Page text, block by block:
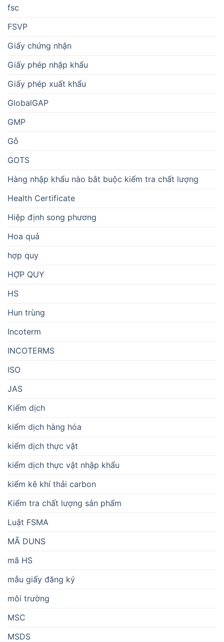
fsc
FSVP
Giấy chứng nhận
Giấy phép nhập khẩu
Giấy phép xuất khẩu
GlobalGAP
GMP
Gỗ
GOTS
Hàng nhập khẩu nào bắt buộc kiểm tra chất lượng
Health Certificate
Hiệp định song phương
Hoa quả
hợp quy
HỢP QUY
HS
Hun trùng
Incoterm
INCOTERMS
ISO
JAS
Kiểm dịch
kiểm dịch hàng hóa
kiểm dịch thực vật
kiểm dịch thực vật nhập khẩu
kiểm kê khí thải carbon
Kiểm tra chất lượng sản phẩm
Luật FSMA
MÃ DUNS
mã HS
mẫu giấy đăng ký
môi trường
MSC
MSDS